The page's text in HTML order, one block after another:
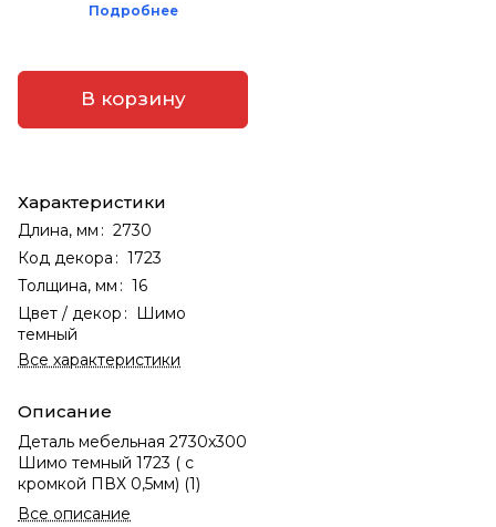
Подробнее
В корзину
Характеристики
Длина, мм : 2730
Код декора : 1723
Толщина, мм : 16
Цвет / декор : Шимо
темный
Все характеристики
Описание
Деталь мебельная 2730х300
Шимо темный 1723 ( с
кромкой ПВХ 0,5мм) (1)
Все описание